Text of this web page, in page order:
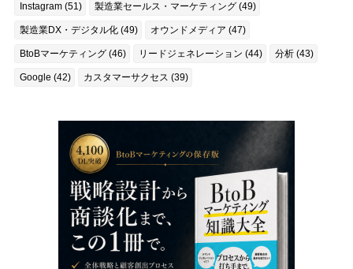
Instagram (51) 製造業セールス・マーケティング (49)
製造業DX・デジタル化 (49) オウンドメディア (47)
BtoBマーケティング (46) リードジェネレーション (44) 分析 (43)
Google (42) カスタマーサクセス (39)